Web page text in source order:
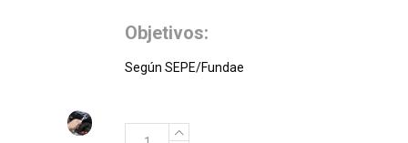
Objetivos:
Según SEPE/Fundae
Estiba